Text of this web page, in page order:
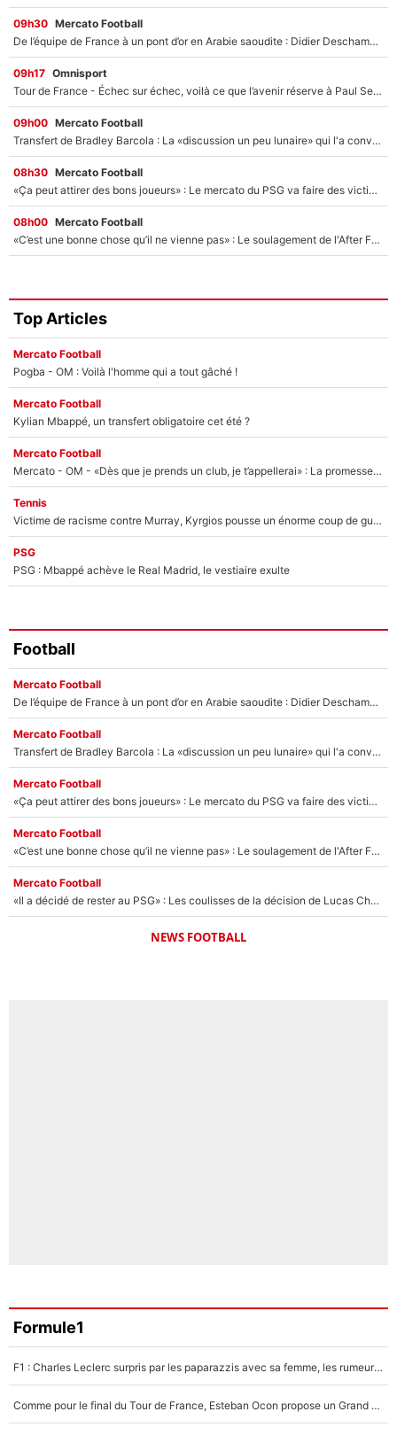
09h30 Mercato Football
De l’équipe de France à un pont d’or en Arabie saoudite : Didier Deschamps a donné sa réponse !
09h17 Omnisport
Tour de France - Échec sur échec, voilà ce que l’avenir réserve à Paul Seixas : «Tant qu’il y aura un Pogacar comme celui-là...»
09h00 Mercato Football
Transfert de Bradley Barcola : La «discussion un peu lunaire» qui l'a convaincu de quitter le PSG, son entourage est pointé du doigt
08h30 Mercato Football
«Ça peut attirer des bons joueurs» : Le mercato du PSG va faire des victimes dans l'effectif de Luis Enrique ?
08h00 Mercato Football
«C’est une bonne chose qu’il ne vienne pas» : Le soulagement de l'After Foot après le transfert avorté de Yan Diomandé au PSG
Top Articles
Mercato Football
Pogba - OM : Voilà l'homme qui a tout gâché !
Mercato Football
Kylian Mbappé, un transfert obligatoire cet été ?
Mercato Football
Mercato - OM - «Dès que je prends un club, je t’appellerai» : La promesse de Marcelino au moment de claquer la porte
Tennis
Victime de racisme contre Murray, Kyrgios pousse un énorme coup de gueule !
PSG
PSG : Mbappé achève le Real Madrid, le vestiaire exulte
Football
Mercato Football
De l’équipe de France à un pont d’or en Arabie saoudite : Didier Deschamps a donné sa réponse !
Mercato Football
Transfert de Bradley Barcola : La «discussion un peu lunaire» qui l'a convaincu de quitter le PSG, son entourage est pointé du doigt
Mercato Football
«Ça peut attirer des bons joueurs» : Le mercato du PSG va faire des victimes dans l'effectif de Luis Enrique ?
Mercato Football
«C’est une bonne chose qu’il ne vienne pas» : Le soulagement de l'After Foot après le transfert avorté de Yan Diomandé au PSG
Mercato Football
«Il a décidé de rester au PSG» : Les coulisses de la décision de Lucas Chevalier pour son transfert
NEWS FOOTBALL
Formule1
F1 : Charles Leclerc surpris par les paparazzis avec sa femme, les rumeurs étaient vraies !
Comme pour le final du Tour de France, Esteban Ocon propose un Grand Prix de Formule 1 à Paris : «Autour de l’Arc de Triomphe, ce serait génial» !